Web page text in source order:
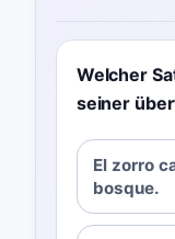
Welcher
seiner
El zorro
bosque.